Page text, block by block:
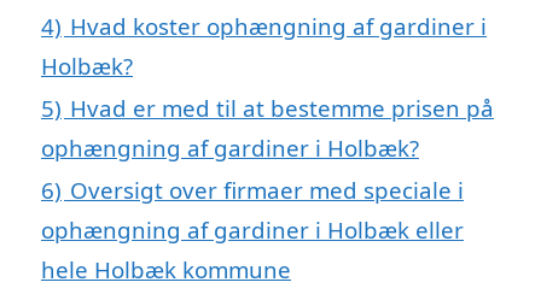
4) Hvad koster ophængning af gardiner i
Holbæk?
5) Hvad er med til at bestemme prisen på
ophængning af gardiner i Holbæk?
6) Oversigt over firmaer med speciale i
ophængning af gardiner i Holbæk eller
hele Holbæk kommune